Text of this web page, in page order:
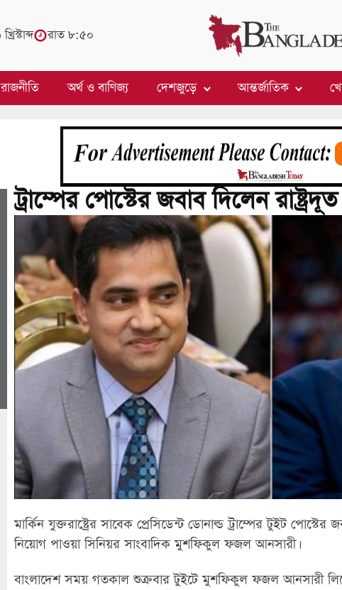
রাত ৮:৫০
রাজনীতি অর্থ ও বাণিজ্য দেশজুড়ে আন্তর্জাতিক
ট্রাম্পের পোস্টের জবাব দিলেন
মার্কিন যুক্তরাষ্ট্রের সাবেক প্রেসিডেন্ট ডোনাল্ড ট্রাম্পের টুইট পোস্টের
নিয়োগ পাওয়া সিনিয়র সাংবাদিক মুশফিকুল ফজল আনসারী।
বাংলাদেশ সময় গতকাল শুক্রবার টুইটে মুশফিকুল ফজল আনসারী